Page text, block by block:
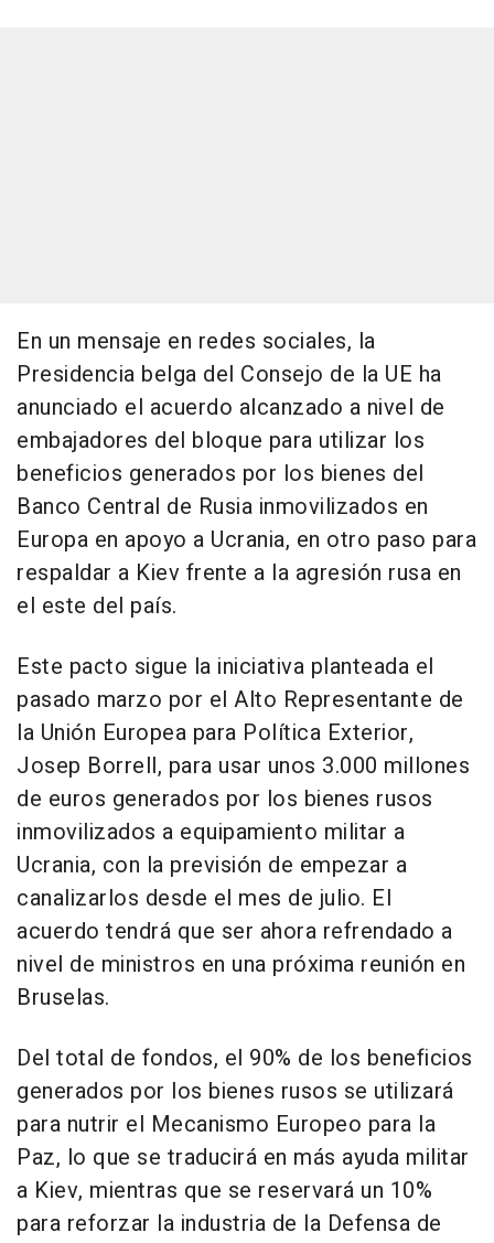
En un mensaje en redes sociales, la
Presidencia belga del Consejo de la UE ha
anunciado el acuerdo alcanzado a nivel de
embajadores del bloque para utilizar los
beneficios generados por los bienes del
Banco Central de Rusia inmovilizados en
Europa en apoyo a Ucrania, en otro paso para
respaldar a Kiev frente a la agresión rusa en
el este del país.
Este pacto sigue la iniciativa planteada el
pasado marzo por el Alto Representante de
la Unión Europea para Política Exterior,
Josep Borrell, para usar unos 3.000 millones
de euros generados por los bienes rusos
inmovilizados a equipamiento militar a
Ucrania, con la previsión de empezar a
canalizarlos desde el mes de julio. El
acuerdo tendrá que ser ahora refrendado a
nivel de ministros en una próxima reunión en
Bruselas.
Del total de fondos, el 90% de los beneficios
generados por los bienes rusos se utilizará
para nutrir el Mecanismo Europeo para la
Paz, lo que se traducirá en más ayuda militar
a Kiev, mientras que se reservará un 10%
para reforzar la industria de la Defensa de